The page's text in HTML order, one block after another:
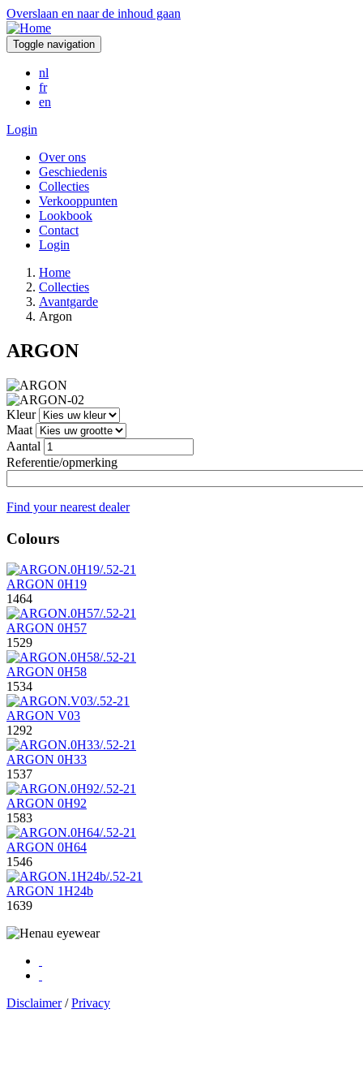
Overslaan en naar de inhoud gaan
Toggle navigation
nl
fr
en
Login
Over ons
Geschiedenis
Collecties
Verkooppunten
Lookbook
Contact
Login
Home
Collecties
Avantgarde
Argon
ARGON
Kleur
Maat
Aantal
Referentie/opmerking
Find your nearest dealer
Colours
ARGON 0H19
1464
ARGON 0H57
1529
ARGON 0H58
1534
ARGON V03
1292
ARGON 0H33
1537
ARGON 0H92
1583
ARGON 0H64
1546
ARGON 1H24b
1639
Disclaimer/Privacy